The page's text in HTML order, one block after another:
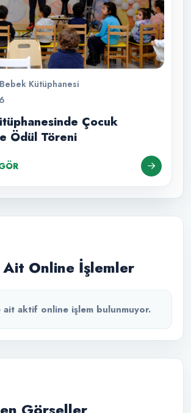
Kütüphanesi
Çocuk
Ödül Töreni
Online İşlemler
ait aktif online işlem bulunmuyor.